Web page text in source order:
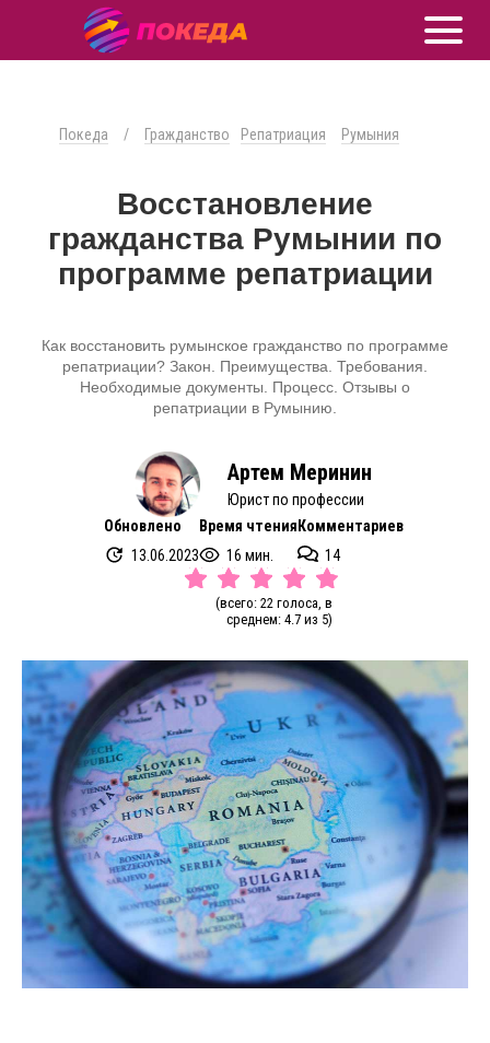
Покеда / Гражданство Репатриация Румыния
Восстановление
гражданства Румынии по
программе репатриации
Как восстановить румынское гражданство по программе
репатриации? Закон. Преимущества. Требования.
Необходимые документы. Процесс. Отзывы о
репатриации в Румынию.
Артем Меринин
Юрист по профессии
Обновлено
13.06.2023
Время чтения
16 мин.
Комментариев
14
(всего: 22 голоса, в
среднем: 4.7 из 5)